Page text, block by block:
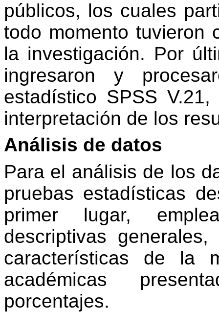
públicos, los cuales
todo momento tuvieron
la investigación. Por
ingresaron y
estadístico SPSS
interpretación de los
Análisis de datos
Para el análisis de los
pruebas estadísticas
primer lugar,
descriptivas
características de la
académicas
porcentajes.